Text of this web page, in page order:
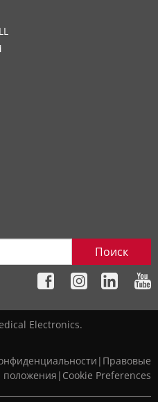
Поиск
Electronics.
| Правовые
положения | Cookie Preferences